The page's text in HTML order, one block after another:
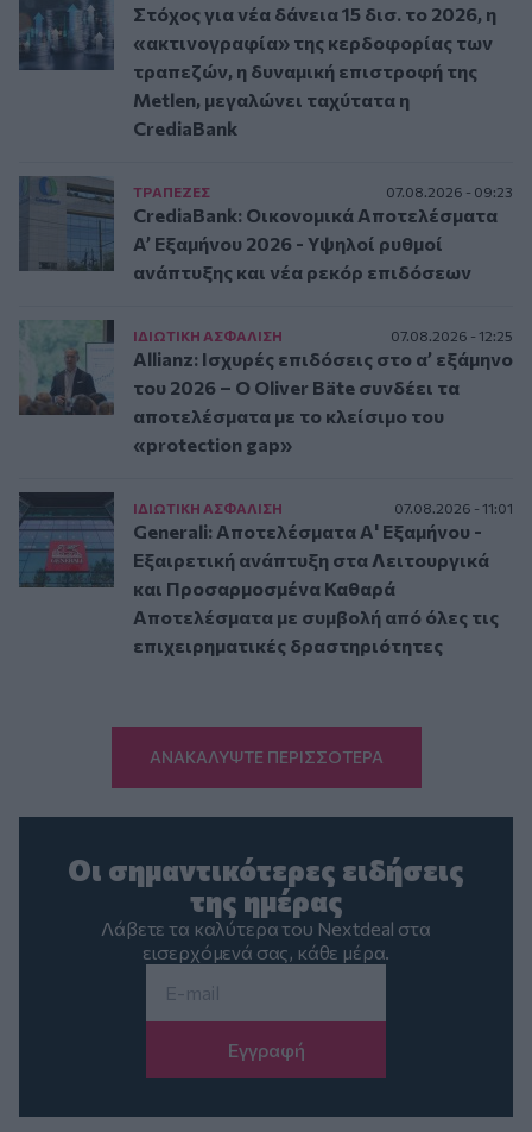
Στόχος για νέα δάνεια 15 δισ. το 2026, η
«ακτινογραφία» της κερδοφορίας των
τραπεζών, η δυναμική επιστροφή της
Metlen, μεγαλώνει ταχύτατα η
CrediaBank
ΤΡAΠΕΖΕΣ 07.08.2026 - 09:23
CrediaBank: Οικονομικά Αποτελέσματα
A’ Εξαμήνου 2026 - Υψηλοί ρυθμοί
ανάπτυξης και νέα ρεκόρ επιδόσεων
ΙΔΙΩΤΙΚΗ ΑΣΦAΛΙΣΗ 07.08.2026 - 12:25
Allianz: Ισχυρές επιδόσεις στο α’ εξάμηνο
του 2026 – Ο Oliver Bäte συνδέει τα
αποτελέσματα με το κλείσιμο του
«protection gap»
ΙΔΙΩΤΙΚΗ ΑΣΦAΛΙΣΗ 07.08.2026 - 11:01
Generali: Αποτελέσματα Α' Εξαμήνου -
Εξαιρετική ανάπτυξη στα Λειτουργικά
και Προσαρμοσμένα Καθαρά
Αποτελέσματα με συμβολή από όλες τις
επιχειρηματικές δραστηριότητες
ΑΝΑΚΑΛΥΨΤΕ ΠΕΡΙΣΣΟΤΕΡΑ
Οι σημαντικότερες ειδήσεις
της ημέρας
Λάβετε τα καλύτερα του Nextdeal στα
εισερχόμενά σας, κάθε μέρα.